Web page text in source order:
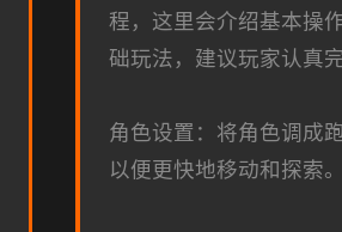
程，这里会介绍基本操
础玩法，建议玩家认真完
角色设置：将角色调成
以便更快地移动和探索。